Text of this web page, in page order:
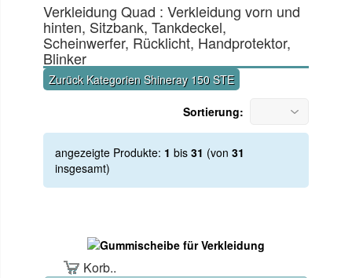
Verkleidung Quad : Verkleidung vorn und
hinten, Sitzbank, Tankdeckel,
Scheinwerfer, Rücklicht, Handprotektor,
Blinker
Zurück Kategorien Shineray 150 STE
Sortierung:
angezeigte Produkte: 1 bis 31 (von 31
insgesamt)
Korb..